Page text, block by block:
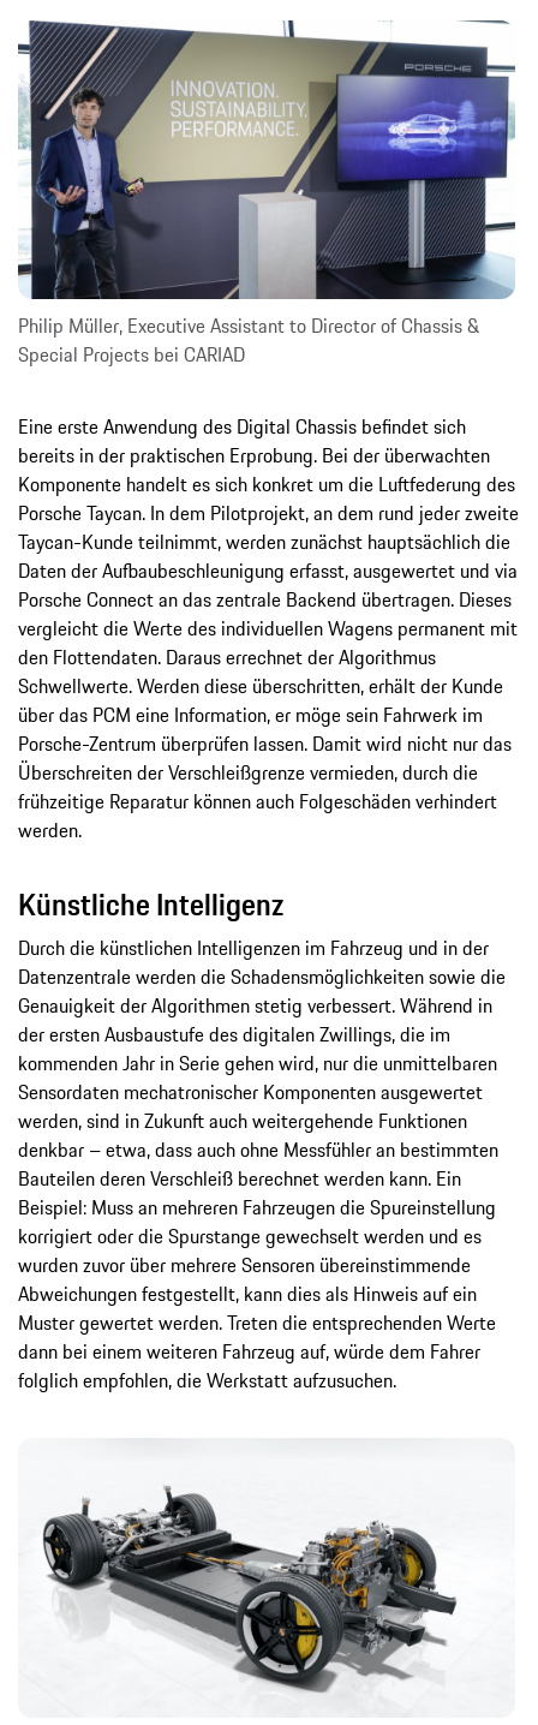
Philip Müller, Executive Assistant to Director of Chassis &
Special Projects bei CARIAD
Eine erste Anwendung des Digital Chassis befindet sich
bereits in der praktischen Erprobung. Bei der überwachten
Komponente handelt es sich konkret um die Luftfederung des
Porsche Taycan. In dem Pilotprojekt, an dem rund jeder zweite
Taycan-Kunde teilnimmt, werden zunächst hauptsächlich die
Daten der Aufbaubeschleunigung erfasst, ausgewertet und via
Porsche Connect an das zentrale Backend übertragen. Dieses
vergleicht die Werte des individuellen Wagens permanent mit
den Flottendaten. Daraus errechnet der Algorithmus
Schwellwerte. Werden diese überschritten, erhält der Kunde
über das PCM eine Information, er möge sein Fahrwerk im
Porsche-Zentrum überprüfen lassen. Damit wird nicht nur das
Überschreiten der Verschleißgrenze vermieden, durch die
frühzeitige Reparatur können auch Folgeschäden verhindert
werden.
Künstliche Intelligenz
Durch die künstlichen Intelligenzen im Fahrzeug und in der
Datenzentrale werden die Schadensmöglichkeiten sowie die
Genauigkeit der Algorithmen stetig verbessert. Während in
der ersten Ausbaustufe des digitalen Zwillings, die im
kommenden Jahr in Serie gehen wird, nur die unmittelbaren
Sensordaten mechatronischer Komponenten ausgewertet
werden, sind in Zukunft auch weitergehende Funktionen
denkbar – etwa, dass auch ohne Messfühler an bestimmten
Bauteilen deren Verschleiß berechnet werden kann. Ein
Beispiel: Muss an mehreren Fahrzeugen die Spureinstellung
korrigiert oder die Spurstange gewechselt werden und es
wurden zuvor über mehrere Sensoren übereinstimmende
Abweichungen festgestellt, kann dies als Hinweis auf ein
Muster gewertet werden. Treten die entsprechenden Werte
dann bei einem weiteren Fahrzeug auf, würde dem Fahrer
folglich empfohlen, die Werkstatt aufzusuchen.